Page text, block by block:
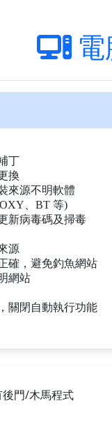
丁
換
來源不明軟體
、BT 等)
新病毒碼及掃毒
源
確，避免釣魚網站
網站
關閉自動執行功能
門/木馬程式